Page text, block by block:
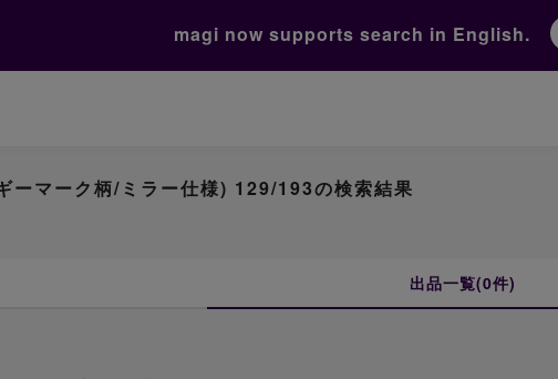
magi now supports search in English.
ーマーク柄/ミラー仕様) 129/193の検索結果
出品一覧(0件)